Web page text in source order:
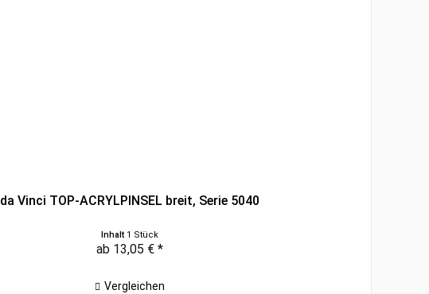
da Vinci TOP-ACRYLPINSEL breit, Serie 5040
Inhalt 1 Stück
ab 13,05 € *
Vergleichen